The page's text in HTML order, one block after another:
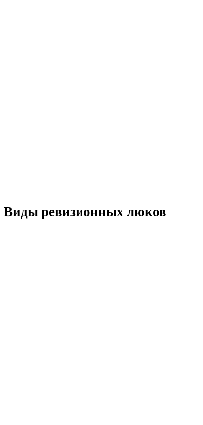
Виды ревизионных люков